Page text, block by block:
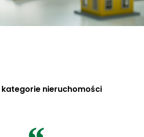
kategorie nieruchomości